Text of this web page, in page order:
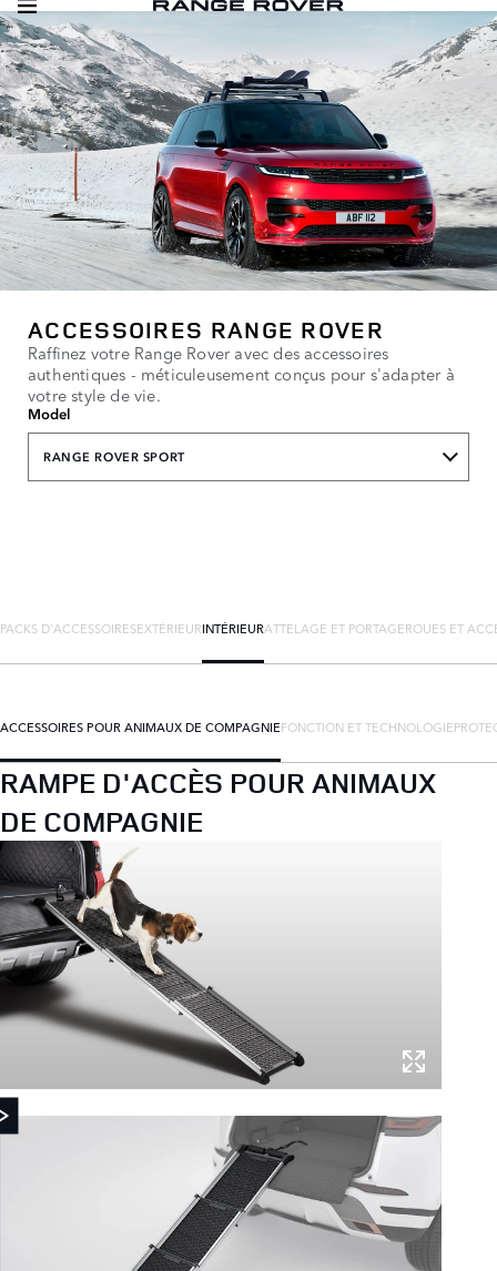
ACCESSOIRES RANGE ROVER
Raffinez votre Range Rover avec des accessoires
authentiques - méticuleusement conçus pour s'adapter à
votre style de vie.
Model
RANGE ROVER SPORT
PACKS D'ACCESSOIRESEXTÉRIEURINTÉRIEURATTELAGE ET PORTAGEROUES ET
ACCESSOIRES POUR ANIMAUX DE COMPAGNIEFONCTION ET TECHNOLOGIE
RAMPE D'ACCÈS POUR ANIMAUX
DE COMPAGNIE